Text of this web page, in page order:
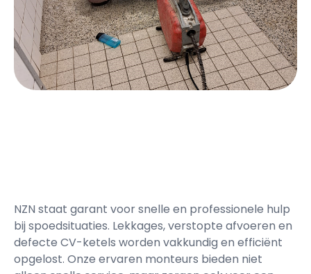
NZN staat garant voor snelle en professionele hulp
bij spoedsituaties. Lekkages, verstopte afvoeren en
defecte CV-ketels worden vakkundig en efficiënt
opgelost. Onze ervaren monteurs bieden niet